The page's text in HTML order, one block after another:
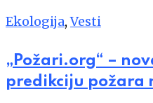
Ekologija,Vesti
„Požari.org“ –
predikciju požara